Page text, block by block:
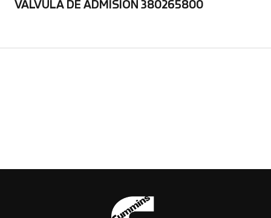
VÁLVULA DE ADMISIÓN 380265800